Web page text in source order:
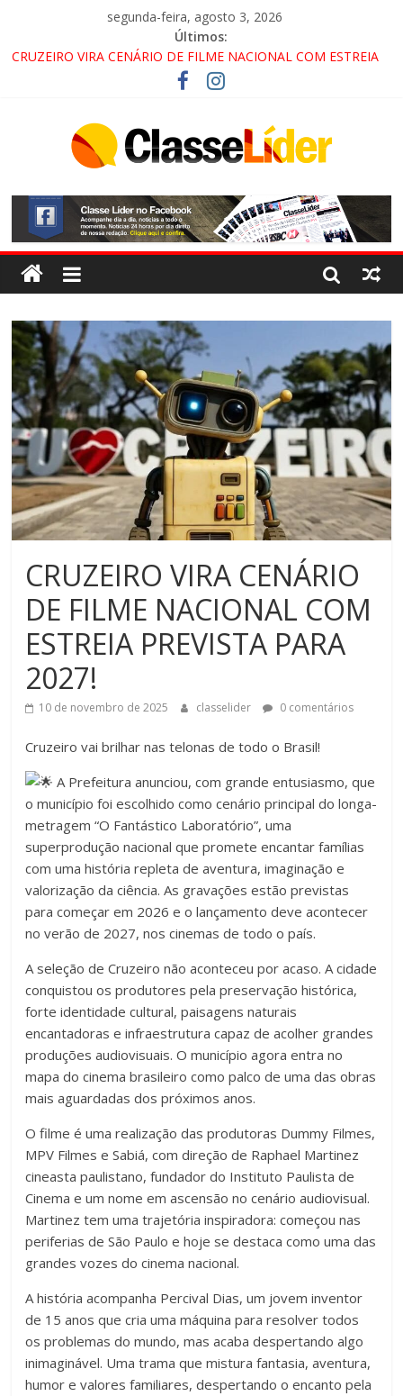
segunda-feira, agosto 3, 2026
Últimos:
CRUZEIRO VIRA CENÁRIO DE FILME NACIONAL COM ESTREIA
PROMOTOR DO GAECO
ACESSO À APARECIDA NA DUTRA SERÁ BLOQUEADO NO FIM
ALTERNATIVAS
LORENA, PINDAMONHANGABA E QUELUZ NA RETA FINAL
PELA FÁBRICA DA COCA-COLA!
CRUZEIRO VIRA CENÁRIO
DE FILME NACIONAL COM
ESTREIA PREVISTA PARA
2027!
10 de novembro de 2025 classelider 0 comentários
Cruzeiro vai brilhar nas telonas de todo o Brasil!
A Prefeitura anunciou, com grande entusiasmo, que
o município foi escolhido como cenário principal do longa-
metragem “O Fantástico Laboratório”, uma
superprodução nacional que promete encantar famílias
com uma história repleta de aventura, imaginação e
valorização da ciência. As gravações estão previstas
para começar em 2026 e o lançamento deve acontecer
no verão de 2027, nos cinemas de todo o país.
A seleção de Cruzeiro não aconteceu por acaso. A cidade
conquistou os produtores pela preservação histórica,
forte identidade cultural, paisagens naturais
encantadoras e infraestrutura capaz de acolher grandes
produções audiovisuais. O município agora entra no
mapa do cinema brasileiro como palco de uma das obras
mais aguardadas dos próximos anos.
O filme é uma realização das produtoras Dummy Filmes,
MPV Filmes e Sabiá, com direção de Raphael Martinez
cineasta paulistano, fundador do Instituto Paulista de
Cinema e um nome em ascensão no cenário audiovisual.
Martinez tem uma trajetória inspiradora: começou nas
periferias de São Paulo e hoje se destaca como uma das
grandes vozes do cinema nacional.
A história acompanha Percival Dias, um jovem inventor
de 15 anos que cria uma máquina para resolver todos
os problemas do mundo, mas acaba despertando algo
inimaginável. Uma trama que mistura fantasia, aventura,
humor e valores familiares, despertando o encanto pela